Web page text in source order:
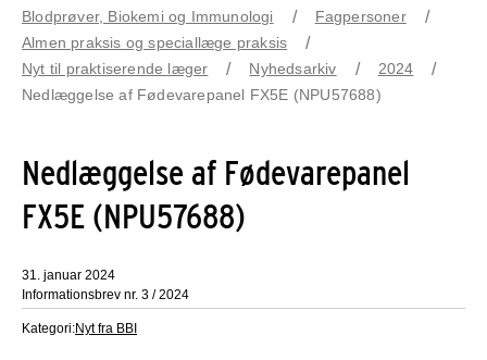
Blodprøver, Biokemi og Immunologi
Fagpersoner
Almen praksis og speciallæge praksis
Nyt til praktiserende læger
Nyhedsarkiv
2024
Nedlæggelse af Fødevarepanel FX5E (NPU57688)
Nedlæggelse af Fødevarepanel
FX5E (NPU57688)
31. januar 2024
Informationsbrev nr. 3 / 2024
Kategori:Nyt fra BBI